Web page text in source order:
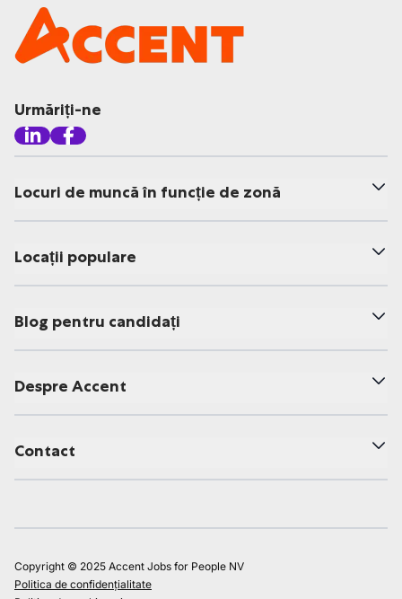
Urmăriți-ne
Locuri de muncă în funcție de zonă
Locații populare
Blog pentru candidați
Despre Accent
Contact
Copyright © 2025 Accent Jobs for People NV
Politica de confidențialitate